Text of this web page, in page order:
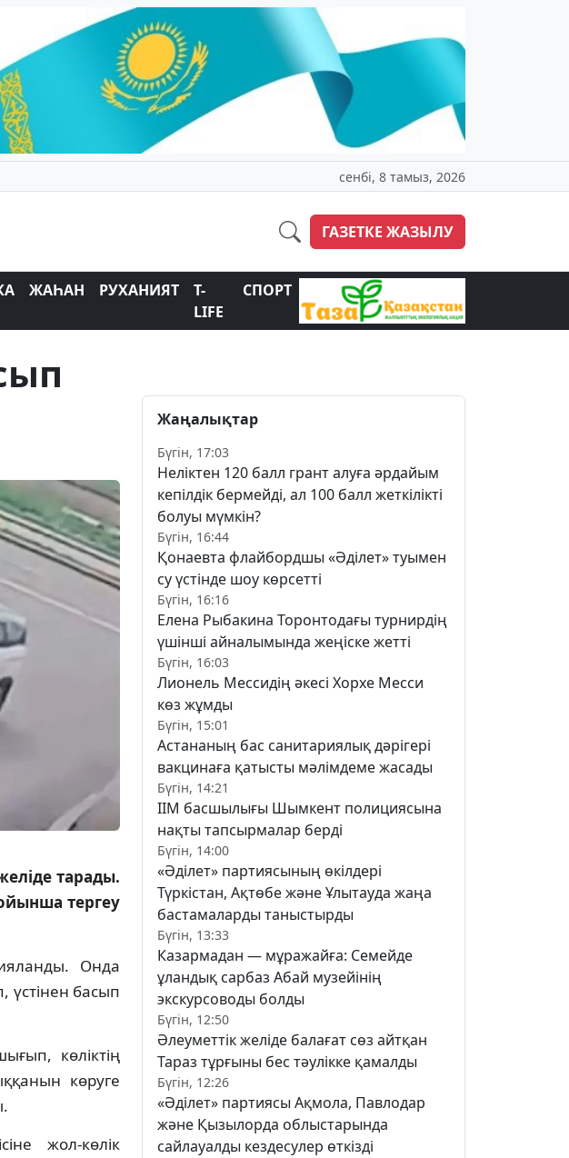
сенбі, 8 тамыз, 2026
ГАЗЕТКЕ ЖАЗЫЛУ
ЖАҺАН РУХАНИЯТ
T-
LIFE
СПОРТ
тарады.
тергеу
Онда
үстінен басып
көліктің
көруге
жол-көлік
Жаңалықтар
Бүгін, 17:03
Неліктен 120 балл грант алуға әрдайым
кепілдік бермейді, ал 100 балл жеткілікті
болуы мүмкін?
Бүгін, 16:44
Қонаевта флайбордшы «Әділет» туымен
су үстінде шоу көрсетті
Бүгін, 16:16
Елена Рыбакина Торонтодағы турнирдің
үшінші айналымында жеңіске жетті
Бүгін, 16:03
Лионель Мессидің әкесі Хорхе Месси
көз жұмды
Бүгін, 15:01
Астананың бас санитариялық дәрігері
вакцинаға қатысты мәлімдеме жасады
Бүгін, 14:21
ІІМ басшылығы Шымкент полициясына
нақты тапсырмалар берді
Бүгін, 14:00
«Әділет» партиясының өкілдері
Түркістан, Ақтөбе және Ұлытауда жаңа
бастамаларды таныстырды
Бүгін, 13:33
Казармадан — мұражайға: Семейде
ұландық сарбаз Абай музейінің
экскурсоводы болды
Бүгін, 12:50
Әлеуметтік желіде балағат сөз айтқан
Тараз тұрғыны бес тәулікке қамалды
Бүгін, 12:26
«Әділет» партиясы Ақмола, Павлодар
және Қызылорда облыстарында
сайлауалды кездесулер өткізді